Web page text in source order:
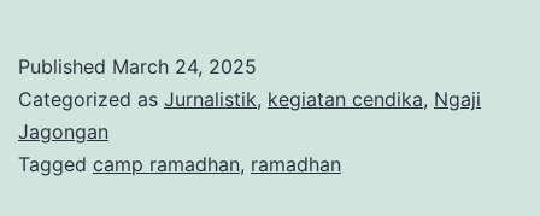
Published March 24, 2025
Categorized as Jurnalistik, kegiatan cendika, Ngaji
Jagongan
Tagged camp ramadhan, ramadhan